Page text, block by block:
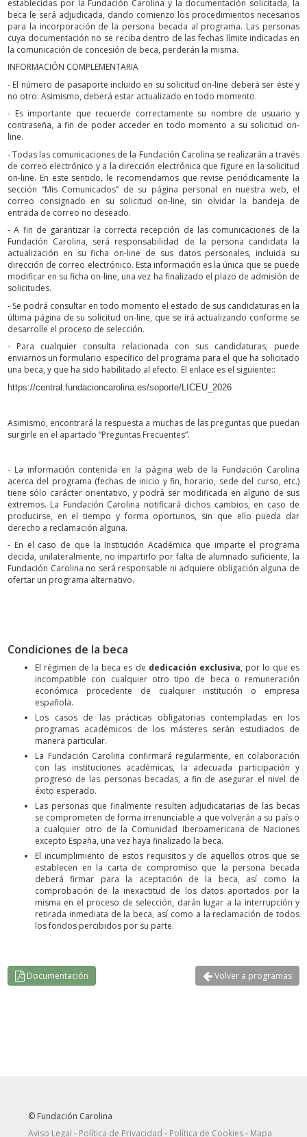
establecidas por la Fundación Carolina y la documentación solicitada, la
beca le será adjudicada, dando comienzo los procedimientos necesarios
para la incorporación de la persona becada al programa. Las personas
cuya documentación no se reciba dentro de las fechas límite indicadas en
la comunicación de concesión de beca, perderán la misma.
INFORMACIÓN COMPLEMENTARIA
- El número de pasaporte incluido en su solicitud on-line deberá ser éste y
no otro. Asimismo, deberá estar actualizado en todo momento.
- Es importante que recuerde correctamente su nombre de usuario y
contraseña, a fin de poder acceder en todo momento a su solicitud on-
line.
- Todas las comunicaciones de la Fundación Carolina se realizarán a través
de correo electrónico y a la dirección electrónica que figure en la solicitud
on-line. En este sentido, le recomendamos que revise periódicamente la
sección “Mis Comunicados” de su página personal en nuestra web, el
correo consignado en su solicitud on-line, sin olvidar la bandeja de
entrada de correo no deseado.
- A fin de garantizar la correcta recepción de las comunicaciones de la
Fundación Carolina, será responsabilidad de la persona candidata la
actualización en su ficha on-line de sus datos personales, incluida su
dirección de correo electrónico. Esta información es la única que se puede
modificar en su ficha on-line, una vez ha finalizado el plazo de admisión de
solicitudes.
- Se podrá consultar en todo momento el estado de sus candidaturas en la
última página de su solicitud on-line, que se irá actualizando conforme se
desarrolle el proceso de selección.
- Para cualquier consulta relacionada con sus candidaturas, puede
enviarnos un formulario específico del programa para el que ha solicitado
una beca, y que ha sido habilitado al efecto. El enlace es el siguiente::
https://central.fundacioncarolina.es/soporte/LICEU_2026
Asimismo, encontrará la respuesta a muchas de las preguntas que puedan
surgirle en el apartado “Preguntas Frecuentes”.
- La información contenida en la página web de la Fundación Carolina
acerca del programa (fechas de inicio y fin, horario, sede del curso, etc.)
tiene sólo carácter orientativo, y podrá ser modificada en alguno de sus
extremos. La Fundación Carolina notificará dichos cambios, en caso de
producirse, en el tiempo y forma oportunos, sin que ello pueda dar
derecho a reclamación alguna.
- En el caso de que la Institución Académica que imparte el programa
decida, unilateralmente, no impartirlo por falta de alumnado suficiente, la
Fundación Carolina no será responsable ni adquiere obligación alguna de
ofertar un programa alternativo.
Condiciones de la beca
El régimen de la beca es de dedicación exclusiva, por lo que es
incompatible con cualquier otro tipo de beca o remuneración
económica procedente de cualquier institución o empresa
española.
Los casos de las prácticas obligatorias contempladas en los
programas académicos de los másteres serán estudiados de
manera particular.
La Fundación Carolina confirmará regularmente, en colaboración
con las instituciones académicas, la adecuada participación y
progreso de las personas becadas, a fin de asegurar el nivel de
éxito esperado.
Las personas que finalmente resulten adjudicatarias de las becas
se comprometen de forma irrenunciable a que volverán a su país o
a cualquier otro de la Comunidad Iberoamericana de Naciones
excepto España, una vez haya finalizado la beca.
El incumplimiento de estos requisitos y de aquellos otros que se
establecen en la carta de compromiso que la persona becada
deberá firmar para la aceptación de la beca, así como la
comprobación de la inexactitud de los datos aportados por la
misma en el proceso de selección, darán lugar a la interrupción y
retirada inmediata de la beca, así como a la reclamación de todos
los fondos percibidos por su parte.
Documentación Volver a programas
© Fundación Carolina
Aviso Legal - Política de Privacidad - Política de Cookies- Mapa